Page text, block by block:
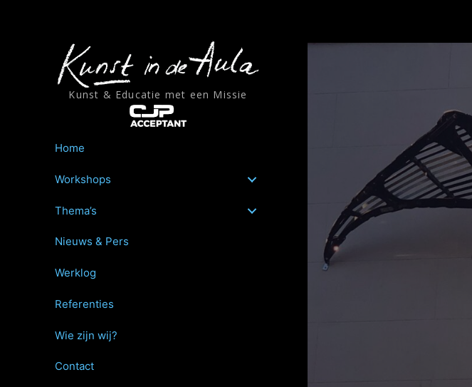
Kunst & Educatie met een Missie
Home
Workshops
Thema’s
Nieuws & Pers
Werklog
Referenties
Wie zijn wij?
Contact